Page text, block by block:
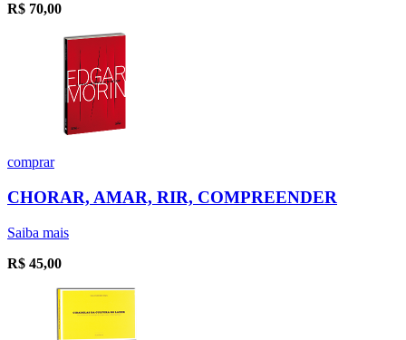
R$ 70,00
comprar
CHORAR, AMAR, RIR, COMPREENDER
Saiba mais
R$ 45,00